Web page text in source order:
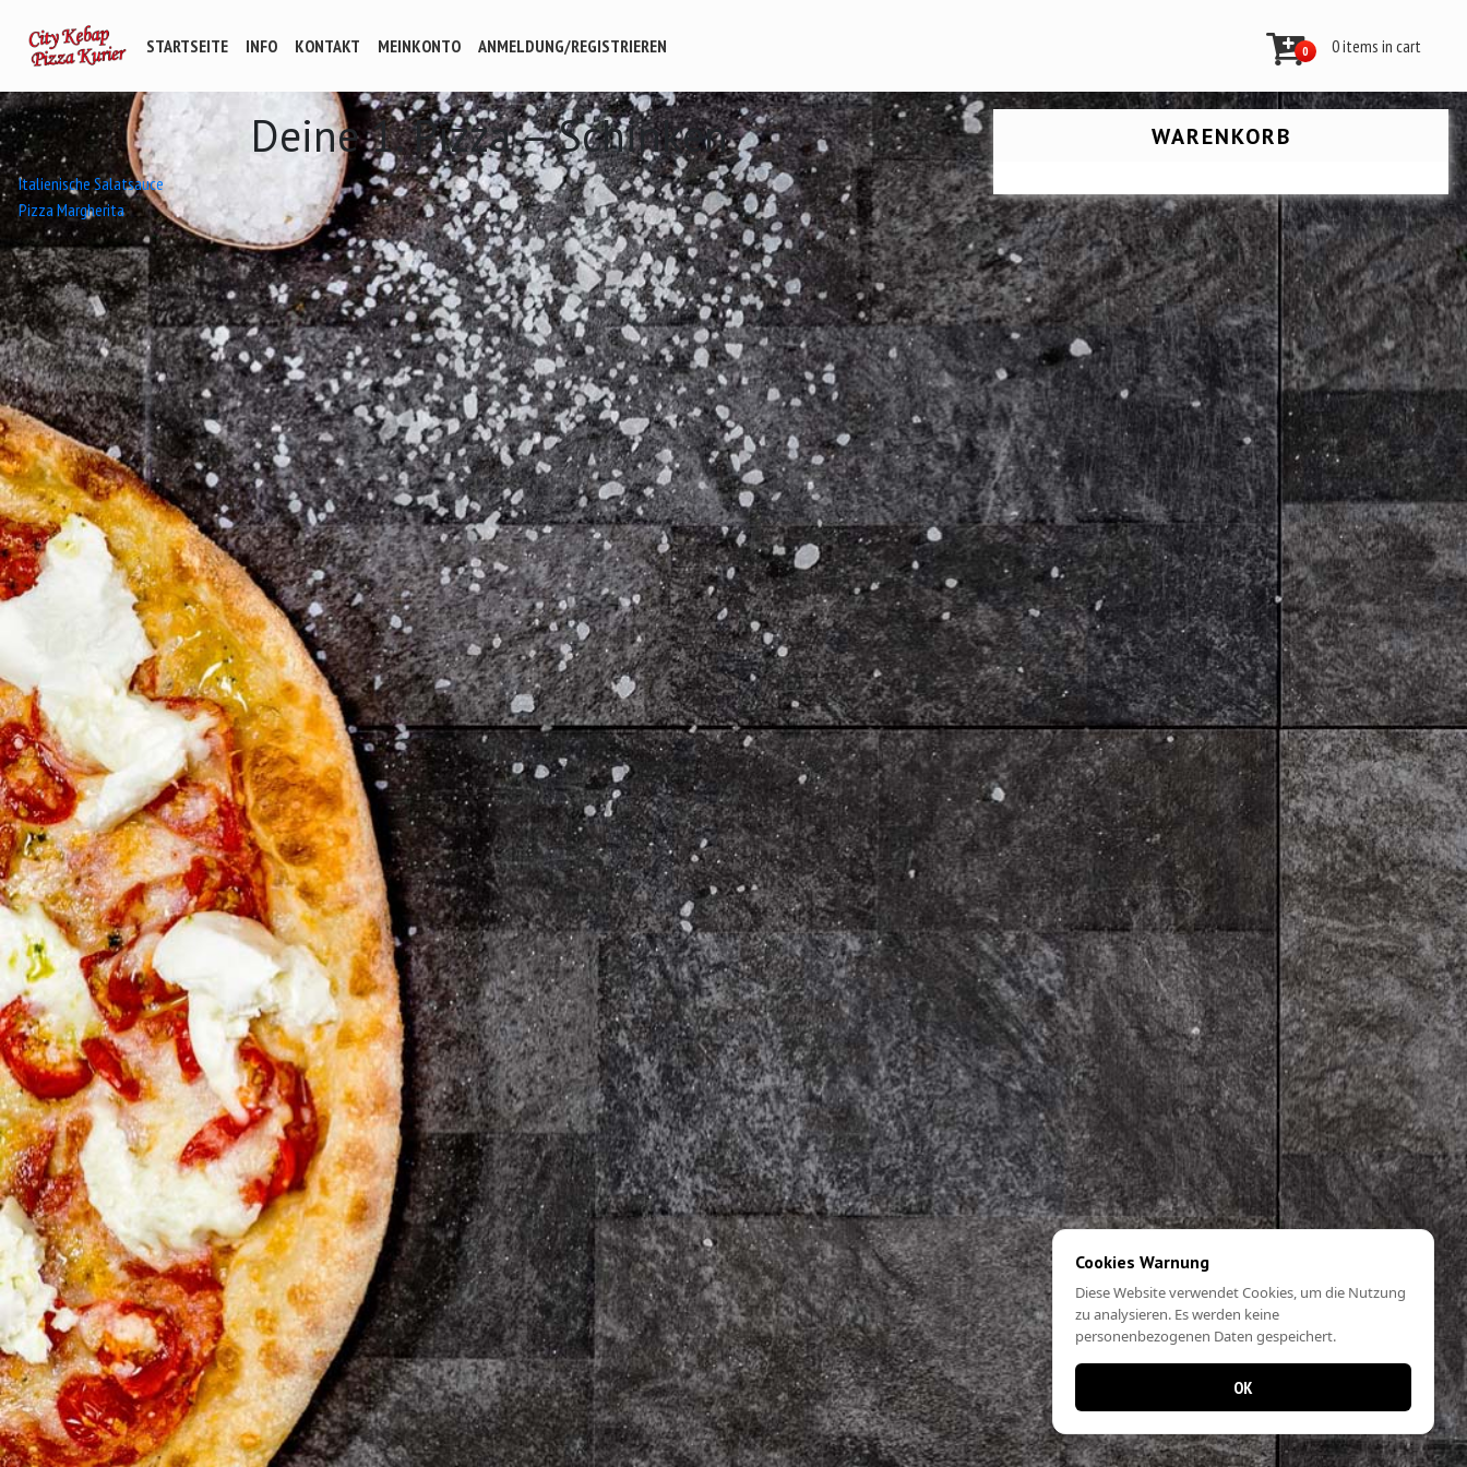
STARTSEITE INFO KONTAKT MEINKONTO ANMELDUNG/REGISTRIEREN 0 0 items in cart
Deine 1. Pizza – Schinken
Beitrags-
Navigation
Italienische Salatsauce
Pizza Margherita
WARENKORB
Cookies Warnung
Diese Website verwendet Cookies, um die Nutzung
zu analysieren. Es werden keine
personenbezogenen Daten gespeichert.
OK